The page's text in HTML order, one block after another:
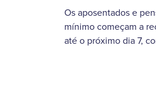
Os aposentados e
mínimo começam a
até o próximo dia 7,